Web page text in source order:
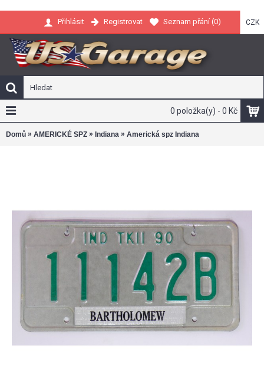
CZK
Přihlásit Registrovat Seznam přání (0)
0 položka(y) - 0 Kč
Domů » AMERICKÉ SPZ » Indiana » Americká spz Indiana